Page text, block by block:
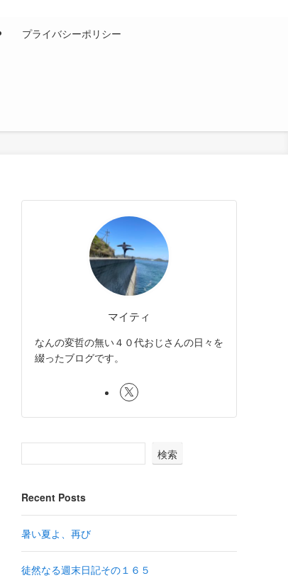
プライバシーポリシー
マイティ
なんの変哲の無い４０代おじさんの日々を
綴ったブログです。
検索
Recent Posts
暑い夏よ、再び
徒然なる週末日記その１６５